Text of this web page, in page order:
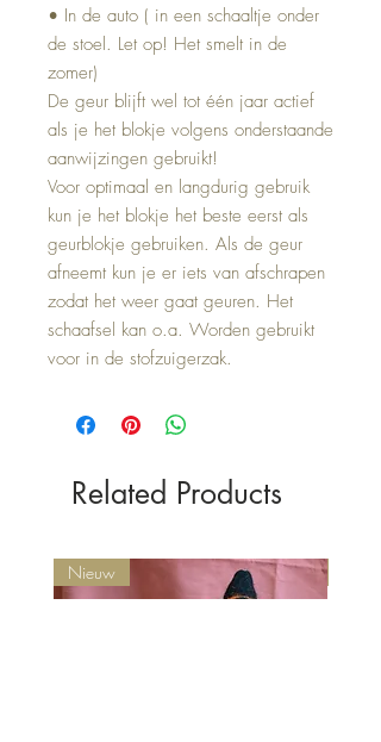
• In de auto ( in een schaaltje onder
de stoel. Let op! Het smelt in de
zomer)
De geur blijft wel tot één jaar actief
als je het blokje volgens onderstaande
aanwijzingen gebruikt!
Voor optimaal en langdurig gebruik
kun je het blokje het beste eerst als
geurblokje gebruiken. Als de geur
afneemt kun je er iets van afschrapen
zodat het weer gaat geuren. Het
schaafsel kan o.a. Worden gebruikt
voor in de stofzuigerzak.
Related Products
Nieuw